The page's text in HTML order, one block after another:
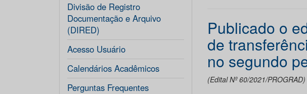
Divisão de Registro
Documentação e Arquivo
(DIRED)
Acesso Usuário
Calendários Acadêmicos
Perguntas Frequentes
Publicado o
de
no segundo
(Edital Nº 60/2021/PROGRAD)